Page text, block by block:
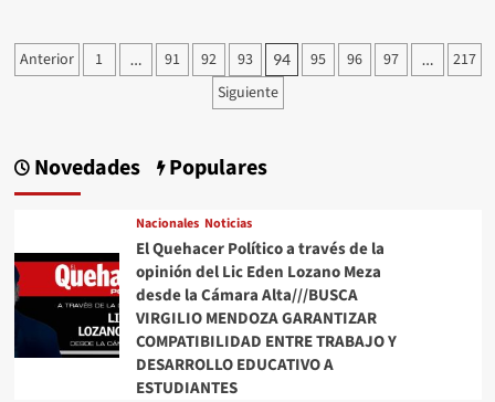
Échale
una
#Luy
de
su
Trazo
Editorial///Significado
#QuehacerPolitico
#InquiriendoLaNoticia
Paginación
Anterior 1 … 91 92 93 94 95 96 97 …
217
Siguiente
Novedades Populares
Nacionales Noticias
El Quehacer Político a través de la
opinión del Lic Eden Lozano Meza
desde la Cámara Alta///BUSCA
VIRGILIO MENDOZA GARANTIZAR
COMPATIBILIDAD ENTRE TRABAJO Y
DESARROLLO EDUCATIVO A
ESTUDIANTES